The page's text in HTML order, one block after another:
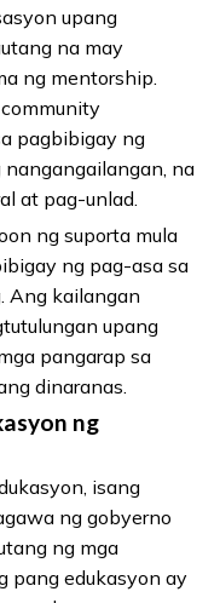
upang
na may
ng mentorship.
pagbibigay ng
na
at pag-unlad.
ng suporta mula
ng pag-asa sa
Ang kailangan
upang
pangarap sa
dinaranas.
ng
isang
ng gobyerno
ng mga
pang edukasyon ay